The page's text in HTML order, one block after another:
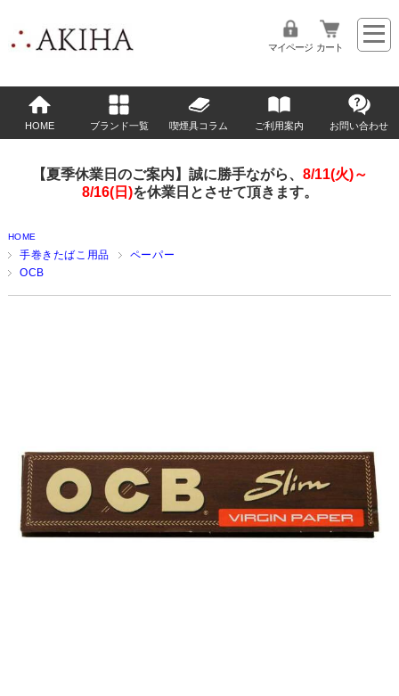
マイページ カート
HOME ブランド一覧 喫煙具コラム ご利用案内 お問い合わせ
【夏季休業日のご案内】誠に勝手ながら、 8/11(火)～
8/16(日)を休業日とさせて頂きます。
HOME
手巻きたばこ用品
ペーパー
OCB